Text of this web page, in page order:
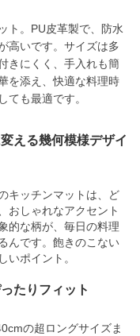
ト。PU皮革製で、防水
高いです。サイズは多
きにくく、手入れも簡
を添え、快適な料理時
ても最適です。
える幾何模様デザイ
キッチンマットは、ど
おしゃれなアクセント
的な柄が、毎日の料理
んです。飽きのこない
いポイント。
たりフィット
の超ロングサイズま